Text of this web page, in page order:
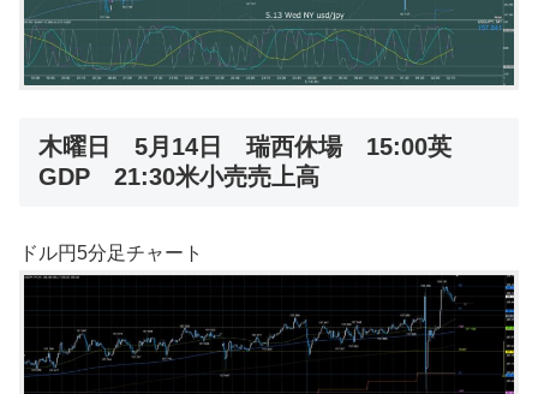
木曜日 5月14日 瑞西休場 15:00英
GDP 21:30米小売売上高
ドル円5分足チャート